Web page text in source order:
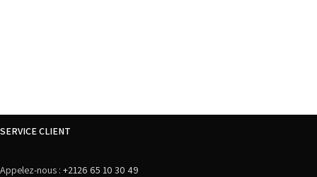
SERVICE CLIENT
Appelez-nous : +2126 65 10 30 49